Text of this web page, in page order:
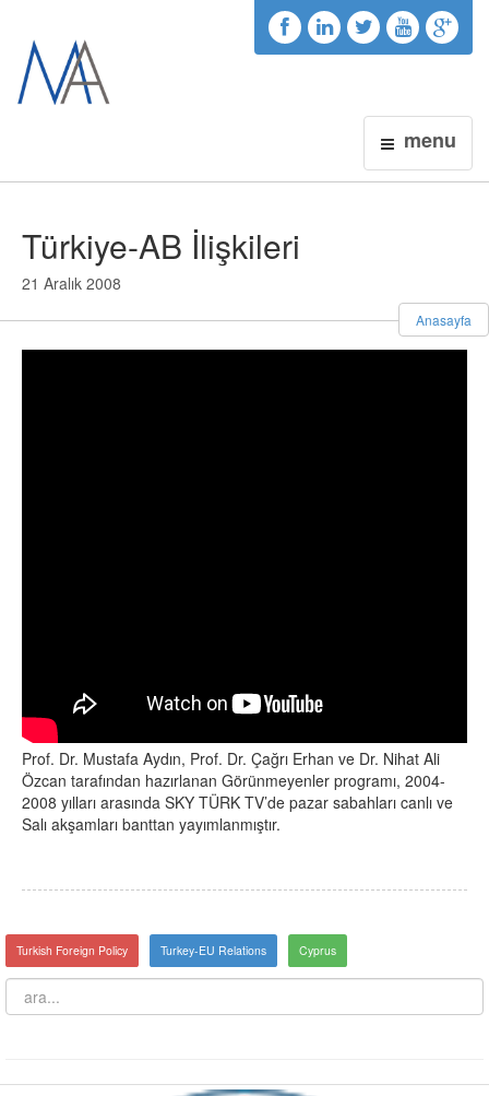
menu
Türkiye-AB İlişkileri
21 Aralık 2008
Anasayfa
Prof. Dr. Mustafa Aydın, Prof. Dr. Çağrı Erhan ve Dr. Nihat Ali
Özcan tarafından hazırlanan Görünmeyenler programı, 2004-
2008 yılları arasında SKY TÜRK TV’de pazar sabahları canlı ve
Salı akşamları banttan yayımlanmıştır.
Turkish Foreign Policy Turkey-EU Relations Cyprus